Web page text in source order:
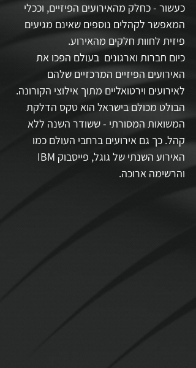
כעשור - כחלק מהאירועים הפיזיים, וככלי
המאפשר לקהלים נוספים שאינם מגיעים
פיזית לחוות חלקים מהאירוע.
כיום חברות וארגונים  בעולם הפכו את
האירועים הפיזיים המרכזיים שלהם
לאירועים וירטואליים מתוך אילוצי הקורונה.
הבולט מכולם בישראל הוא טקס הדלקת
המשואות המסורתי - ששודר השנה ללא
קהל. כך גם אירועים ברחבי העולם כמו
והרשימה ארוכה.